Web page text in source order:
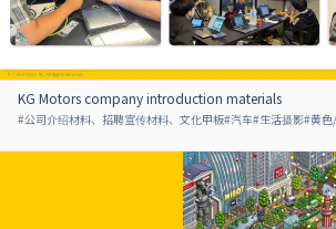
KG Motors company introduction materials
#公司介绍材料、招聘宣传材料、文化甲板#汽车#生活摄影#黄